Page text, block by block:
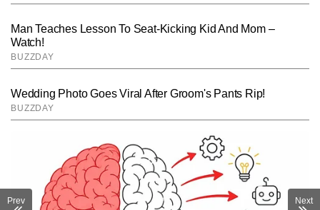
Prev Next